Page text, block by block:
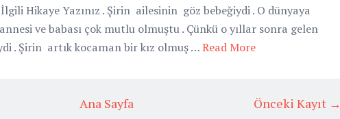
Hikaye Yazınız . Şirin ailesinin göz bebeğiydi . O dünyaya
ve babası çok mutlu olmuştu . Çünkü o yıllar sonra gelen
. Şirin artık kocaman bir kız olmuş …Read More
Önceki Kayıt →
Ana Sayfa